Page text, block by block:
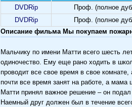
DVDRip Проф. (полное
DVDRip
Проф. (полное
Описание фильма Мы покупаем
Мальчику по имени Матти всего шесть
одиночество. Ему еще рано ходить в
проводит все свое время в свое
почти все время занят на работе, а
Матти принял важное решение – он
Наемный друг должен был в течение